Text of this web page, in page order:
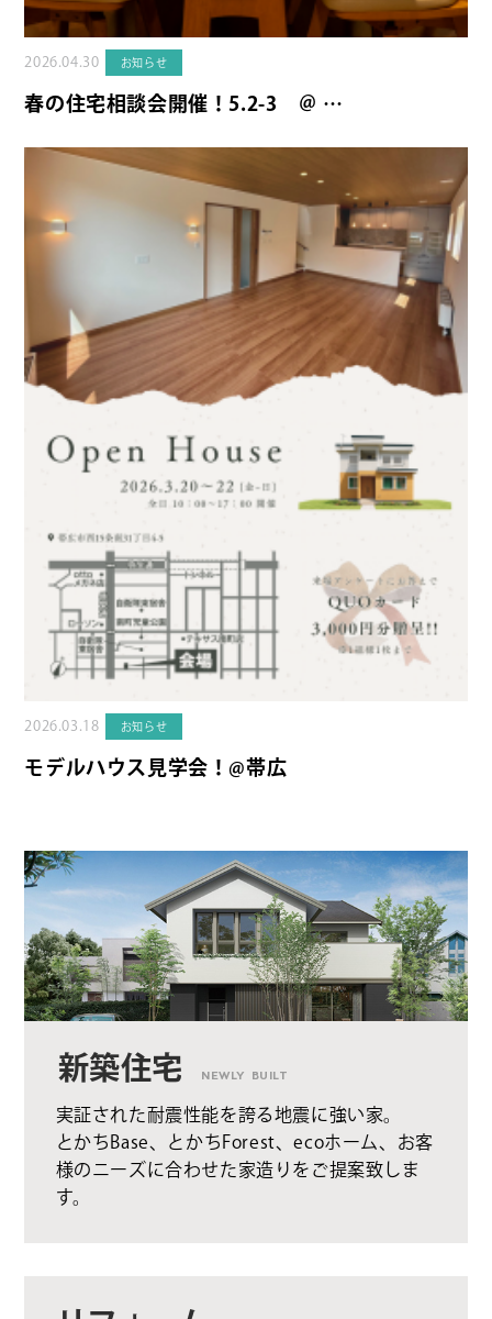
2026.04.30 お知らせ
春の住宅相談会開催！5.2-3 ＠ …
2026.03.18 お知らせ
モデルハウス見学会！@帯広
新築住宅 NEWLY BUILT
実証された耐震性能を誇る地震に強い家。
とかちBase、とかちForest、ecoホーム、お客
様のニーズに合わせた家造りをご提案致しま
す。